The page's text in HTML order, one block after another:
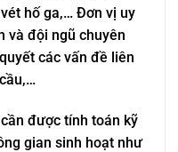
hố ga,… Đơn vị uy
và đội ngũ chuyên
các vấn đề liên
cần được tính toán kỹ
gian sinh hoạt như